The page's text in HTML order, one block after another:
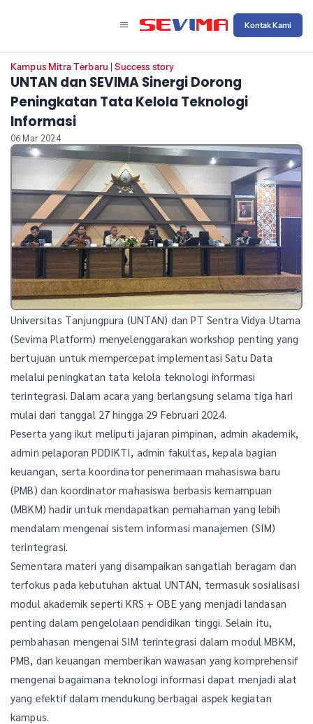
Kontak Kami
Kampus Mitra Terbaru |Success story
UNTAN dan SEVIMA Sinergi Dorong
Peningkatan Tata Kelola Teknologi
Informasi
06 Mar 2024
Universitas Tanjungpura (UNTAN) dan PT Sentra Vidya Utama
(Sevima Platform) menyelenggarakan workshop penting yang
bertujuan untuk mempercepat implementasi Satu Data
melalui peningkatan tata kelola teknologi informasi
terintegrasi. Dalam acara yang berlangsung selama tiga hari
mulai dari tanggal 27 hingga 29 Februari 2024.
Peserta yang ikut meliputi jajaran pimpinan, admin akademik,
admin pelaporan PDDIKTI, admin fakultas, kepala bagian
keuangan, serta koordinator penerimaan mahasiswa baru
(PMB) dan koordinator mahasiswa berbasis kemampuan
(MBKM) hadir untuk mendapatkan pemahaman yang lebih
mendalam mengenai sistem informasi manajemen (SIM)
terintegrasi.
Sementara materi yang disampaikan sangatlah beragam dan
terfokus pada kebutuhan aktual UNTAN, termasuk sosialisasi
modul akademik seperti KRS + OBE yang menjadi landasan
penting dalam pengelolaan pendidikan tinggi. Selain itu,
pembahasan mengenai SIM terintegrasi dalam modul MBKM,
PMB, dan keuangan memberikan wawasan yang komprehensif
mengenai bagaimana teknologi informasi dapat menjadi alat
yang efektif dalam mendukung berbagai aspek kegiatan
kampus.